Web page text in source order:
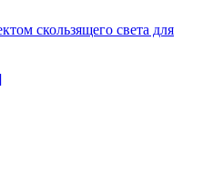
скользящего света для